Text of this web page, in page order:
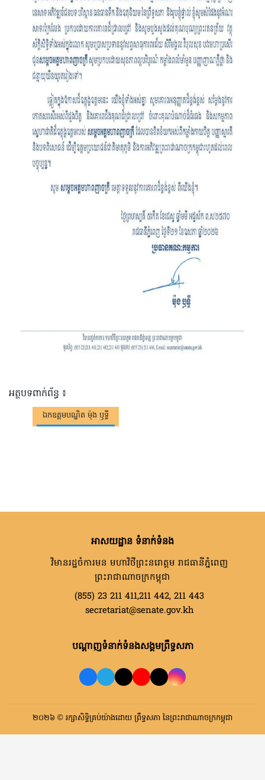
អត្ថបទពាក់ព័ន្ធ ៖
ឯកឧត្តមបណ្ឌិត ម៉ុង ឫទ្ធី
អាសយដ្ឋាន ទំនាក់ទំនង
វិមានរដ្ឋចំការមន មហាវិថីព្រះនរោត្តម រាជធានីភ្នំពេញ
ព្រះរាជាណាចក្រកម្ពុជា
(855) 23 211 411,211 442, 211 443
secretariat@senate.gov.kh
បណ្តាញទំនាក់ទំនងសង្គមព្រឹទ្ធសភា
២០២៦ © រក្សាសិទ្ធិគ្រប់យ៉ាងដោយ ព្រឹទ្ធសភា នៃព្រះរាជាណាចក្រកម្ពុជា